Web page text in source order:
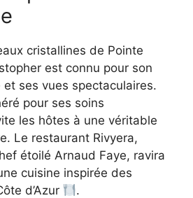
cristallines de Pointe
est connu pour son
ses vues spectaculaires.
pour ses soins
les hôtes à une véritable
Le restaurant Rivyera,
étoilé Arnaud Faye, ravira
cuisine inspirée des
d’Azur
.